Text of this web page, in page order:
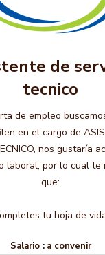
de
tecnico
de empleo
en el cargo de
nos gustaría
laboral, por lo cual te
que:
tu hoja de
Salario : a convenir